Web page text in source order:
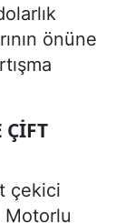
önüne
ÇIFT
çekici